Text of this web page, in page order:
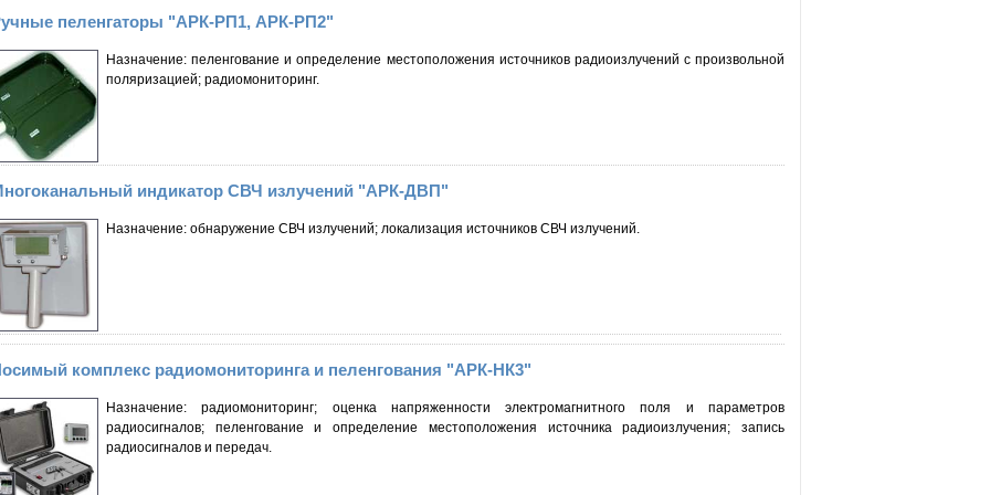
пеленгаторы "АРК-РП1, АРК-РП2"
Назначение: пеленгование и определение местоположения источников радиоизлучений с произвольной
поляризацией; радиомониторинг.
индикатор СВЧ излучений "АРК-ДВП"
Назначение: обнаружение СВЧ излучений; локализация источников СВЧ излучений.
комплекс радиомониторинга и пеленгования "АРК-НК3"
Назначение: радиомониторинг; оценка напряженности электромагнитного поля и параметров
радиосигналов; пеленгование и определение местоположения источника радиоизлучения; запись
радиосигналов и передач.